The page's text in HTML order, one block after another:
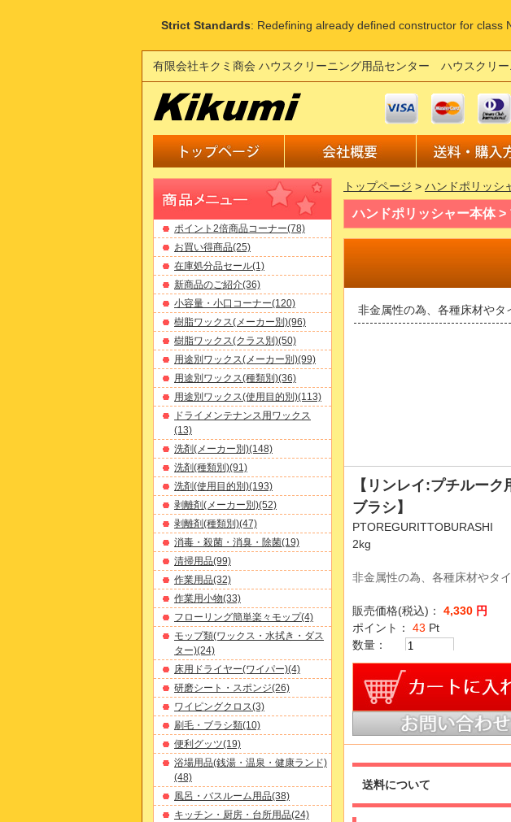
Strict Standards: Redefining already defined constructor for class
有限会社キクミ商会 ハウスクリーニング用品センター ハウスクリ
トップページ > ハンドポリッシ
ハンドポリッシャー本体 >
非金属性の為、各種床材やタ
【リンレイ:プチルー
ブラシ】
PTOREGURITTOBURASHI
2kg
非金属性の為、各種床材やタ
販売価格(税込)： 4,330 円
ポイント： 43 Pt
数量：
送料について
ポイント2倍商品コーナー(78)
お買い得商品(25)
在庫処分品セール(1)
新商品のご紹介(36)
小容量・小口コーナー(120)
樹脂ワックス(メーカー別)(96)
樹脂ワックス(クラス別)(50)
用途別ワックス(メーカー別)(99)
用途別ワックス(種類別)(36)
用途別ワックス(使用目的別)(113)
ドライメンテナンス用ワックス
(13)
洗剤(メーカー別)(148)
洗剤(種類別)(91)
洗剤(使用目的別)(193)
剥離剤(メーカー別)(52)
剥離剤(種類別)(47)
消毒・殺菌・消臭・除菌(19)
清掃用品(99)
作業用品(32)
作業用小物(33)
フローリング簡単楽々モップ(4)
モップ類(ワックス・水拭き・ダス
ター)(24)
床用ドライヤー(ワイパー)(4)
研磨シート・スポンジ(26)
ワイピングクロス(3)
刷毛・ブラシ類(10)
便利グッツ(19)
浴場用品(銭湯・温泉・健康ランド)
(48)
風呂・バスルーム用品(38)
キッチン・厨房・台所用品(24)